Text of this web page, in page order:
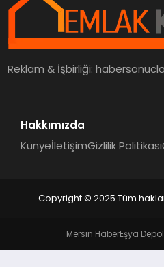
Reklam & İşbirliği:
Hakkımızda
KünyeİletişimGizlilik Politikası
Copyright © 2025 Tüm
Mersin HaberEşya